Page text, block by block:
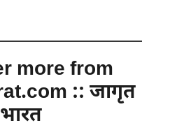
more from
:: जागृत
भारत